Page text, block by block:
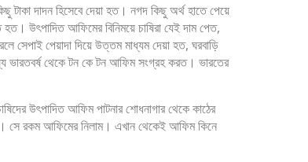
টাকা দাদন হিসেবে দেয়া হত। নগদ কিছু অর্থ হাতে পেয়ে
হত। উৎপাদিত আফিমের বিনিময়ে চাষিরা যেই দাম পেত,
সেপাই পেয়াদা দিয়ে উত্তম মাধ্যম দেয়া হত, ঘরবাড়ি
ভারতবর্ষ থেকে টন কে টন আফিম সংগ্রহ করত। ভারতের
উৎপাদিত আফিম পাটনার শোধনাগার থেকে কাঠের
সে রকম আফিমের নিলাম। এখান থেকেই আফিম কিনে